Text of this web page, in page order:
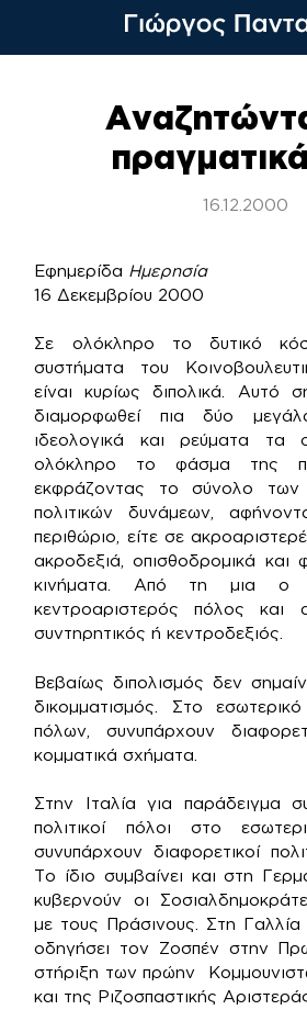
16.12.2000
Εφημερίδα Ημερησία
16 Δεκεμβρίου 2000
Σε ολόκληρο το δυτικό
συστήματα του
είναι κυρίως διπολικά. Αυτό
διαμορφωθεί πια δύο
ιδεολογικά και ρεύματα τα
ολόκληρο το φάσμα της
εκφράζοντας το σύνολο των
πολιτικών δυνάμεων,
περιθώριο, είτε σε
ακροδεξιά, οπισθοδρομικά και
κινήματα. Από τη μια ο
κεντροαριστερός πόλος
συντηρητικός ή κεντροδεξιός.
Βεβαίως διπολισμός δεν
δικομματισμός. Στο
πόλων, συνυπάρχουν
κομματικά σχήματα.
Στην Ιταλία για παράδειγμα
πολιτικοί πόλοι στο
συνυπάρχουν διαφορετικοί
Το ίδιο συμβαίνει και στη
κυβερνούν οι
με τους Πράσινους. Στη Γαλλία
οδηγήσει τον Ζοσπέν στην
στήριξη των πρώην
και της Ριζοσπαστικής